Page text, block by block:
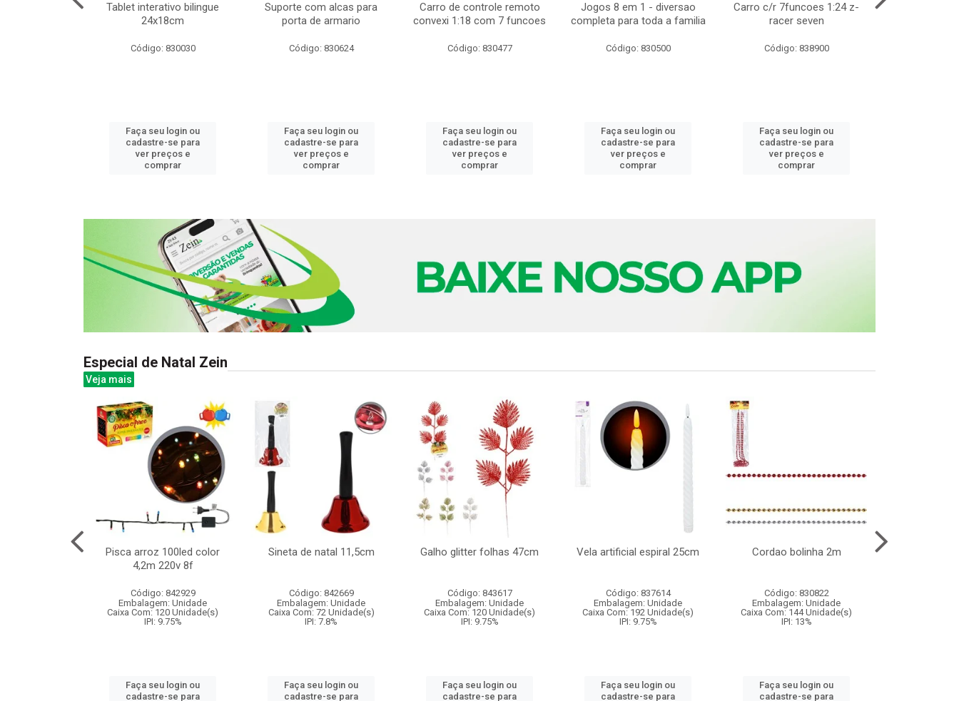
Tablet interativo bilingue
24x18cm
Código: 830030
Faça seu login ou
cadastre-se para
ver preços e
comprar
Suporte com alcas para
porta de armario
Código: 830624
Faça seu login ou
cadastre-se para
ver preços e
comprar
Carro de controle remoto
convexi 1:18 com 7 funcoes
Código: 830477
Faça seu login ou
cadastre-se para
ver preços e
comprar
Jogos 8 em 1 - diversao
completa para toda a familia
Código: 830500
Faça seu login ou
cadastre-se para
ver preços e
comprar
Carro c/r 7funcoes 1:24 z-
racer seven
Código: 838900
Faça seu login ou
cadastre-se para
ver preços e
comprar
Especial de Natal Zein
Veja mais
Pisca arroz 100led color
4,2m 220v 8f
Código: 842929
Embalagem: Unidade
Caixa Com: 120 Unidade(s)
IPI: 9.75%
Faça seu login ou
cadastre-se para
Sineta de natal 11,5cm
Código: 842669
Embalagem: Unidade
Caixa Com: 72 Unidade(s)
IPI: 7.8%
Faça seu login ou
cadastre-se para
Galho glitter folhas 47cm
Código: 843617
Embalagem: Unidade
Caixa Com: 120 Unidade(s)
IPI: 9.75%
Faça seu login ou
cadastre-se para
Vela artificial espiral 25cm
Código: 837614
Embalagem: Unidade
Caixa Com: 192 Unidade(s)
IPI: 9.75%
Faça seu login ou
cadastre-se para
Cordao bolinha 2m
Código: 830822
Embalagem: Unidade
Caixa Com: 144 Unidade(s)
IPI: 13%
Faça seu login ou
cadastre-se para